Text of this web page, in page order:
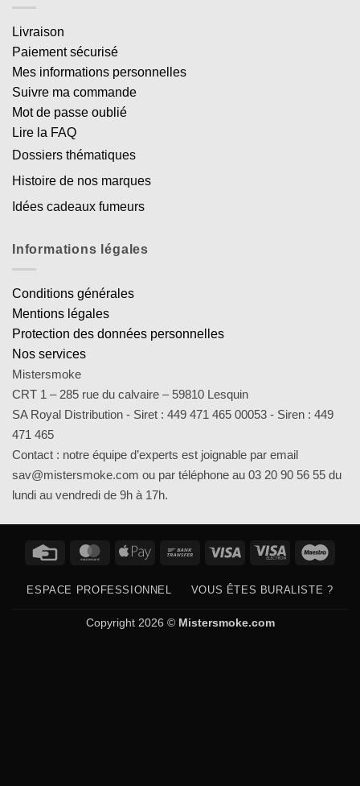
Livraison
Paiement sécurisé
Mes informations personnelles
Suivre ma commande
Mot de passe oublié
Lire la FAQ
Dossiers thématiques
Histoire de nos marques
Idées cadeaux fumeurs
Informations légales
Conditions générales
Mentions légales
Protection des données personnelles
Nos services
Mistersmoke
CRT 1 – 285 rue du calvaire – 59810 Lesquin
SA Royal Distribution - Siret : 449 471 465 00053 - Siren : 449
471 465
Contact : notre équipe d’experts est joignable par email
sav@mistersmoke.com ou par téléphone au 03 20 90 56 55 du
lundi au vendredi de 9h à 17h.
Credit
MasterCardApple
Bank
Visa
Visa
ESPACE PROFESSIONNEL VOUS ÊTES BURALISTE ?
Copyright 2026 © Mistersmoke.com